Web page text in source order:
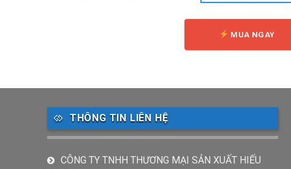
MUA NGAY
THÔNG TIN LIÊN HỆ
CÔNG TY TNHH THƯƠNG MẠI SẢN XUẤT HIẾU